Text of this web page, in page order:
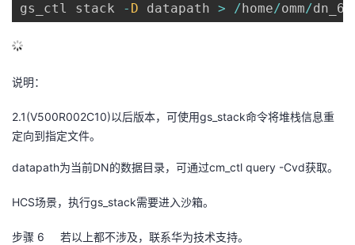
gs_ctl stack - D datapath > /home/omm/
说明：
2.1(V500R002C10)以后版本，可使用gs_stack命令将堆栈信息重
定向到指定文件。
datapath为当前DN的数据目录，可通过cm_ctl query -Cvd获取。
HCS场景，执行gs_stack需要进入沙箱。
步骤 6 若以上都不涉及，联系华为技术支持。